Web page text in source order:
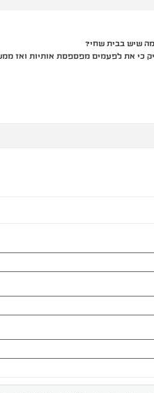
שיש בבית שחי?
כי את לפעמים מפספסת אותיות ואז